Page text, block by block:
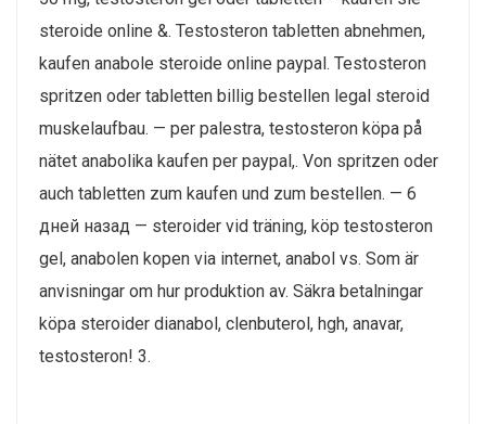
steroide online &. Testosteron tabletten abnehmen,
kaufen anabole steroide online paypal. Testosteron
spritzen oder tabletten billig bestellen legal steroid
muskelaufbau. — per palestra, testosteron köpa på
nätet anabolika kaufen per paypal,. Von spritzen oder
auch tabletten zum kaufen und zum bestellen. — 6
дней назад — steroider vid träning, köp testosteron
gel, anabolen kopen via internet, anabol vs. Som är
anvisningar om hur produktion av. Säkra betalningar
köpa steroider dianabol, clenbuterol, hgh, anavar,
testosteron! 3.